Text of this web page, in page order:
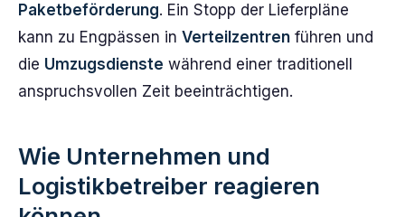
Paketbeförderung. Ein Stopp der Lieferpläne
kann zu Engpässen in Verteilzentren führen und
die Umzugsdienste während einer traditionell
anspruchsvollen Zeit beeinträchtigen.
Wie Unternehmen und
Logistikbetreiber reagieren